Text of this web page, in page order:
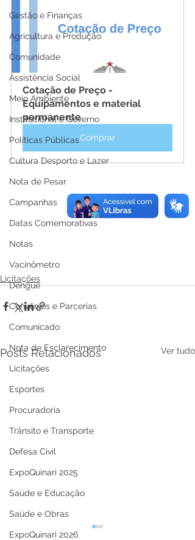
Gestão e Finanças
Agricultura e Produção
Comunidade
Assistência Social
Meio Ambiente
Institucional e Governo
Políticas Públicas
Cultura Desporto e Lazer
Nota de Pesar
Campanhas
Datas Comemorativas
Notas
Vacinômetro
Dengue
Convênios e Parcerias
Comunicado
Nota de Esclarecimento
Licitações
Esportes
Procuradoria
Trânsito e Transporte
Defesa Civil
ExpoQuinari 2025
Saúde e Educação
Saúde e Obras
ExpoQuinari 2026
Cotação de Preço -
Equipamentos e material
permanente
Comprar
Licitações
Posts Relacionados Ver tudo